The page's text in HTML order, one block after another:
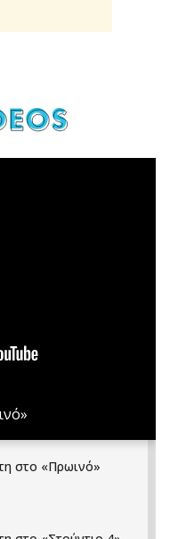
στο «Πρωινό»